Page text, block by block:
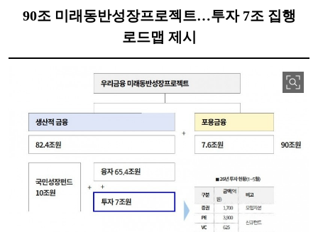
90조 미래동반성장프로젝트…투자 7조 집행
로드맵 제시